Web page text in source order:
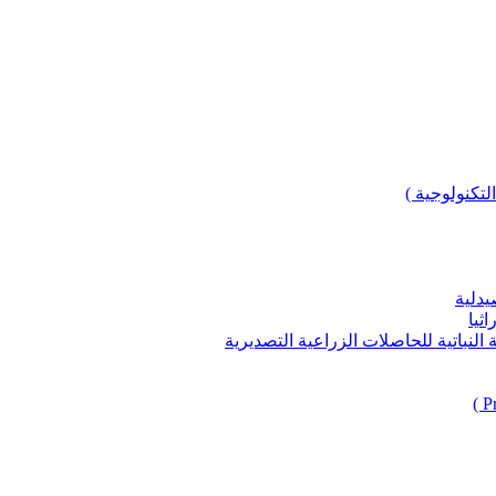
)
للحاصلات الزراعية التصديرية